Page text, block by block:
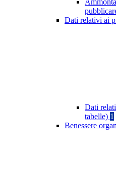
Dati relativi ai
Dati
tabelle) 1
Benessere